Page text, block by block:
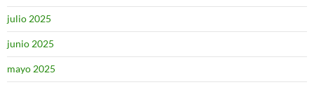
julio 2025
junio 2025
mayo 2025